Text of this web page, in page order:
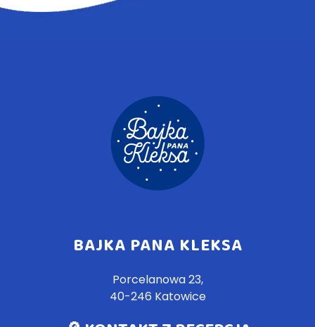
BAJKA PANA KLEKSA
Porcelanowa 23,
40-246 Katowice